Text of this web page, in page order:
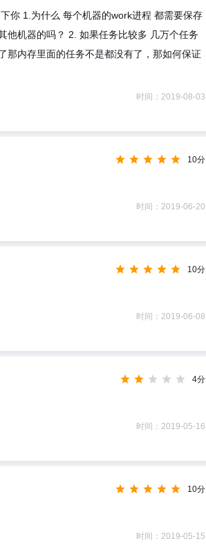
你 1.为什么 每个机器的work进程 都需要保存
他机器的吗？ 2. 如果任务比较多 几万个任务
那内存里面的任务不是都没有了，那如何保证
时间：2019-08-03
10分
时间：2019-06-20
10分
时间：2019-06-08
4分
时间：2019-05-16
10分
时间：2019-05-15